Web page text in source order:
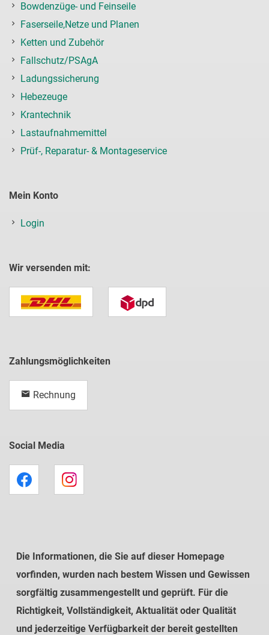
Bowdenzüge- und Feinseile
Faserseile,Netze und Planen
Ketten und Zubehör
Fallschutz/PSAgA
Ladungssicherung
Hebezeuge
Krantechnik
Lastaufnahmemittel
Prüf-, Reparatur- & Montageservice
Mein Konto
Login
Wir versenden mit:
Zahlungsmöglichkeiten
Rechnung
Social Media
Die Informationen, die Sie auf dieser Homepage
vorfinden, wurden nach bestem Wissen und Gewissen
sorgfältig zusammengestellt und geprüft. Für die
Richtigkeit, Vollständigkeit, Aktualität oder Qualität
und jederzeitige Verfügbarkeit der bereit gestellten